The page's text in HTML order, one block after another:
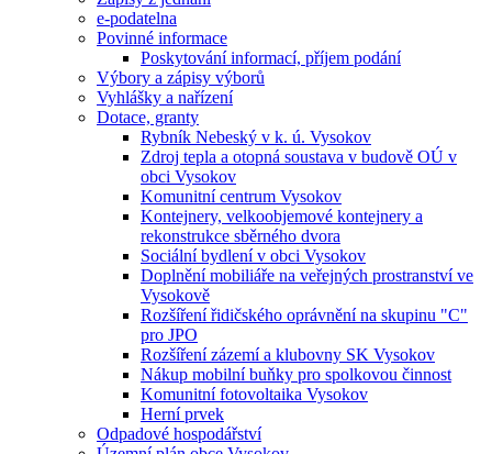
e-podatelna
Povinné informace
Poskytování informací, příjem podání
Výbory a zápisy výborů
Vyhlášky a nařízení
Dotace, granty
Rybník Nebeský v k. ú. Vysokov
Zdroj tepla a otopná soustava v budově OÚ v
obci Vysokov
Komunitní centrum Vysokov
Kontejnery, velkoobjemové kontejnery a
rekonstrukce sběrného dvora
Sociální bydlení v obci Vysokov
Doplnění mobiliáře na veřejných prostranství ve
Vysokově
Rozšíření řidičského oprávnění na skupinu "C"
pro JPO
Rozšíření zázemí a klubovny SK Vysokov
Nákup mobilní buňky pro spolkovou činnost
Komunitní fotovoltaika Vysokov
Herní prvek
Odpadové hospodářství